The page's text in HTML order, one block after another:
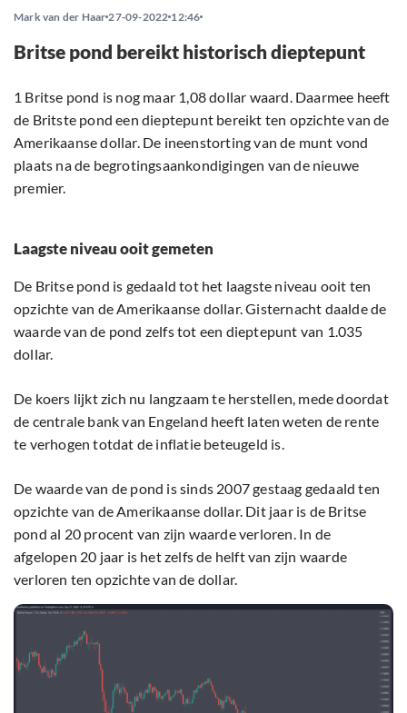
Mark van der Haar 27-09-2022 12:46
Britse pond bereikt historisch dieptepunt
1 Britse pond is nog maar 1,08 dollar waard. Daarmee heeft
de Britste pond een dieptepunt bereikt ten opzichte van de
Amerikaanse dollar. De ineenstorting van de munt vond
plaats na de begrotingsaankondigingen van de nieuwe
premier.
Laagste niveau ooit gemeten
De Britse pond is gedaald tot het laagste niveau ooit ten
opzichte van de Amerikaanse dollar. Gisternacht daalde de
waarde van de pond zelfs tot een dieptepunt van 1.035
dollar.
De koers lijkt zich nu langzaam te herstellen, mede doordat
de centrale bank van Engeland heeft laten weten de rente
te verhogen totdat de inflatie beteugeld is.
De waarde van de pond is sinds 2007 gestaag gedaald ten
opzichte van de Amerikaanse dollar. Dit jaar is de Britse
pond al 20 procent van zijn waarde verloren. In de
afgelopen 20 jaar is het zelfs de helft van zijn waarde
verloren ten opzichte van de dollar.